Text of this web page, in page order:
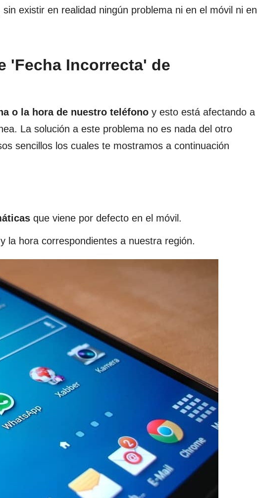
existir en realidad ningún problema ni en el móvil ni en
'Fecha Incorrecta' de
o la hora de nuestro teléfono y esto está afectando a
La solución a este problema no es nada del otro
sencillos los cuales te mostramos a continuación
que viene por defecto en el móvil.
la hora correspondientes a nuestra región.